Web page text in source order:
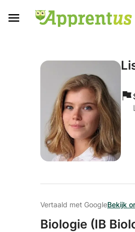
Vertaald met GoogleBekijk
Biologie (IB